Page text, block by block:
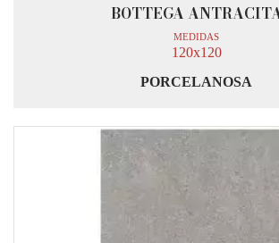
BOTTEGA
MEDIDAS
120x120
PORCELANOSA